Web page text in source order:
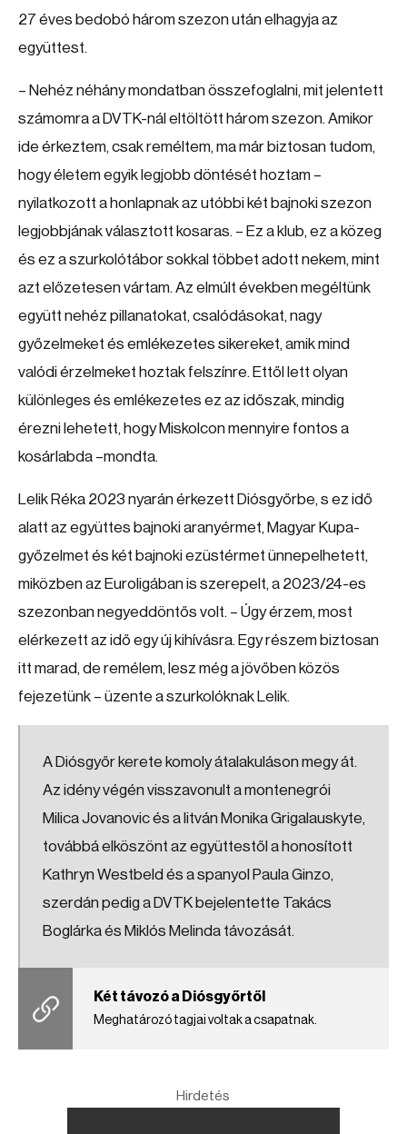
27 éves bedobó három szezon után elhagyja az
együttest.
– Nehéz néhány mondatban összefoglalni, mit jelentett
számomra a DVTK-nál eltöltött három szezon. Amikor
ide érkeztem, csak reméltem, ma már biztosan tudom,
hogy életem egyik legjobb döntését hoztam –
nyilatkozott a honlapnak az utóbbi két bajnoki szezon
legjobbjának választott kosaras. – Ez a klub, ez a közeg
és ez a szurkolótábor sokkal többet adott nekem, mint
azt előzetesen vártam. Az elmúlt években megéltünk
együtt nehéz pillanatokat, csalódásokat, nagy
győzelmeket és emlékezetes sikereket, amik mind
valódi érzelmeket hoztak felszínre. Ettől lett olyan
különleges és emlékezetes ez az időszak, mindig
érezni lehetett, hogy Miskolcon mennyire fontos a
kosárlabda –mondta.
Lelik Réka 2023 nyarán érkezett Diósgyőrbe, s ez idő
alatt az együttes bajnoki aranyérmet, Magyar Kupa-
győzelmet és két bajnoki ezüstérmet ünnepelhetett,
miközben az Euroligában is szerepelt, a 2023/24-es
szezonban negyeddöntős volt. – Úgy érzem, most
elérkezett az idő egy új kihívásra. Egy részem biztosan
itt marad, de remélem, lesz még a jövőben közös
fejezetünk – üzente a szurkolóknak Lelik.
A Diósgyőr kerete komoly átalakuláson megy át.
Az idény végén visszavonult a montenegrói
Milica Jovanovic és a litván Monika Grigalauskyte,
továbbá elköszönt az együttestől a honosított
Kathryn Westbeld és a spanyol Paula Ginzo,
szerdán pedig a DVTK bejelentette Takács
Boglárka és Miklós Melinda távozását.
Két távozó a Diósgyőrtől
Meghatározó tagjai voltak a csapatnak.
Hirdetés